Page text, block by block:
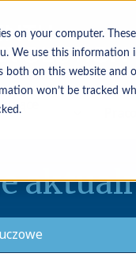
on your computer.
We use this information
both on this website and
won’t be tracked